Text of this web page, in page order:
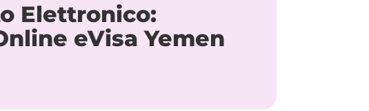
Elettronico:
eVisa Yemen